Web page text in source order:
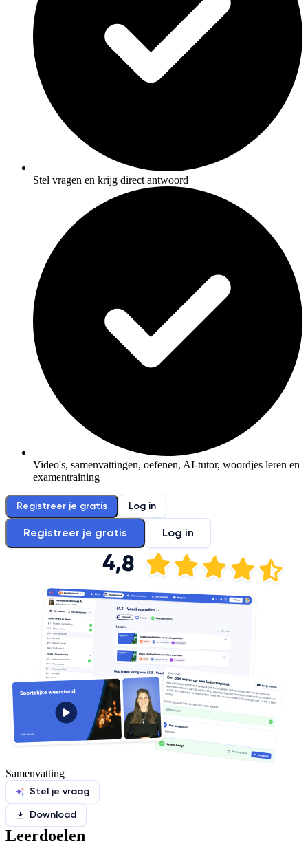
Stel vragen en krijg direct antwoord
Video's, samenvattingen, oefenen, AI-tutor, woordjes leren en
examentraining
Registreer je gratis Log in
Registreer je gratis Log in
Samenvatting
Stel je vraag
Download
Leerdoelen